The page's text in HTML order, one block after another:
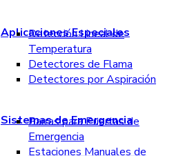
Aplicaciones Especiales
Detección Lineal de
Temperatura
Detectores de Flama
Detectores por Aspiración
Sistemas de Emergencia
Barras para Puertas de
Emergencia
Estaciones Manuales de